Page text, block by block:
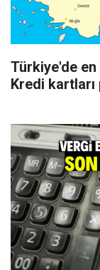
Türkiye'de
Kredi kartları